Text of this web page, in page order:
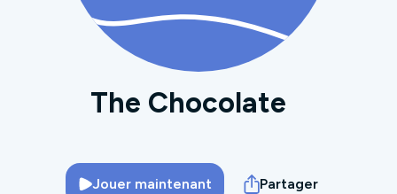
The Chocolate
Jouer maintenant Partager